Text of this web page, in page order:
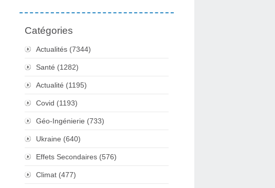
Catégories
Actualités (7344)
Santé (1282)
Actualité (1195)
Covid (1193)
Géo-Ingénierie (733)
Ukraine (640)
Effets Secondaires (576)
Climat (477)